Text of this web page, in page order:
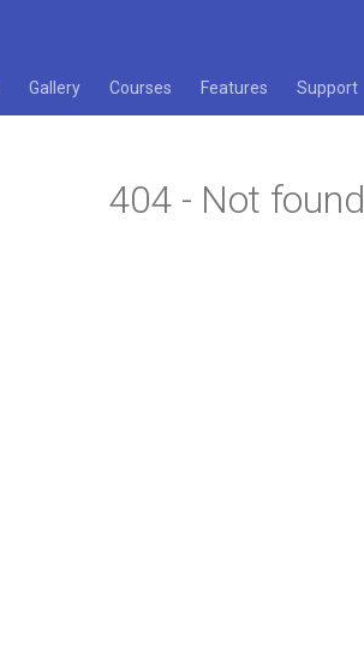
Gallery Courses Features Support
404 - Not found